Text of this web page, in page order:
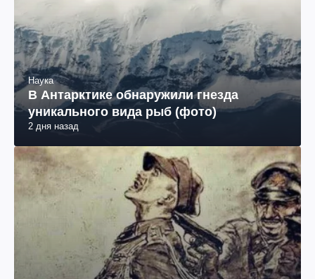
Наука
В Антарктике обнаружили гнезда
уникального вида рыб (фото)
2 дня назад